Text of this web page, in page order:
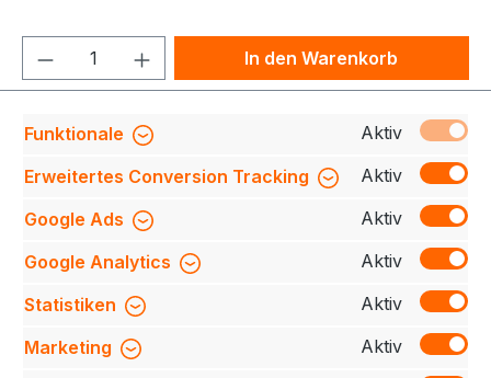
Produkt Anzahl: Gib denIn den Warenkorb
Produktnummer:
Beschreibung
Extrem strapazierfähige und
funktionelle Hose mit dehnbarem Hosenbund,
Sicherheitsknopf und Reißverschluss,
Gürtelschlaufen,…
Bewertungen
Funktionale
Aktiv
Erweitertes Conversion Tracking
Aktiv
Google Ads
Aktiv
Google Analytics
Aktiv
Statistiken
Aktiv
Marketing
Aktiv